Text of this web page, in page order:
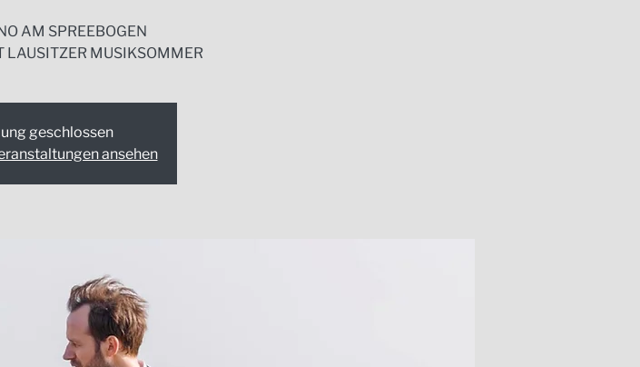
AM SPREEBOGEN
LAUSITZER MUSIKSOMMER
geschlossen
ansehen